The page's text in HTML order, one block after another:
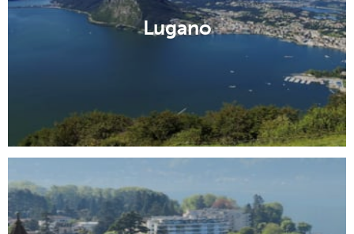
Lugano